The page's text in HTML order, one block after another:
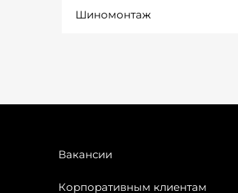
Шиномонтаж
Вакансии
Корпоративным клиентам